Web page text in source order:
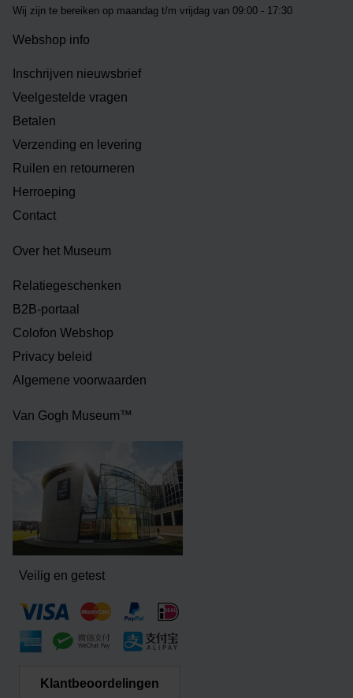
Wij zijn te bereiken op maandag t/m vrijdag van 09:00 - 17:30
Webshop info
Inschrijven nieuwsbrief
Veelgestelde vragen
Betalen
Verzending en levering
Ruilen en retourneren
Herroeping
Contact
Over het Museum
Relatiegeschenken
B2B-portaal
Colofon Webshop
Privacy beleid
Algemene voorwaarden
Van Gogh Museum™
Veilig en getest